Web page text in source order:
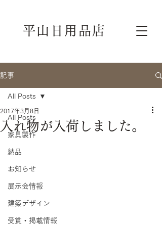
平山日用品店
記事
All Posts
家具製作
納品
お知らせ
展示会情報
建築デザイン
受賞・掲載情報
All Posts
入れ物が入荷しました。
2017年3月8日